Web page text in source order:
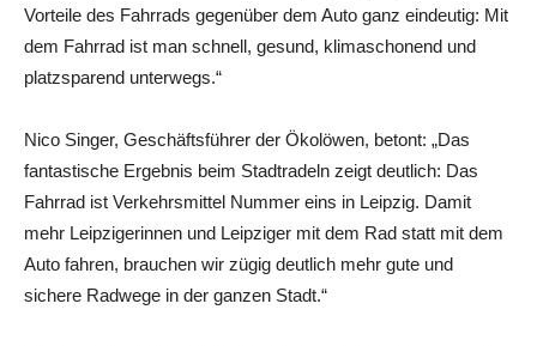
Vorteile des Fahrrads gegenüber dem Auto ganz eindeutig: Mit
dem Fahrrad ist man schnell, gesund, klimaschonend und
platzsparend unterwegs.“
Nico Singer, Geschäftsführer der Ökolöwen, betont: „Das
fantastische Ergebnis beim Stadtradeln zeigt deutlich: Das
Fahrrad ist Verkehrsmittel Nummer eins in Leipzig. Damit
mehr Leipzigerinnen und Leipziger mit dem Rad statt mit dem
Auto fahren, brauchen wir zügig deutlich mehr gute und
sichere Radwege in der ganzen Stadt.“